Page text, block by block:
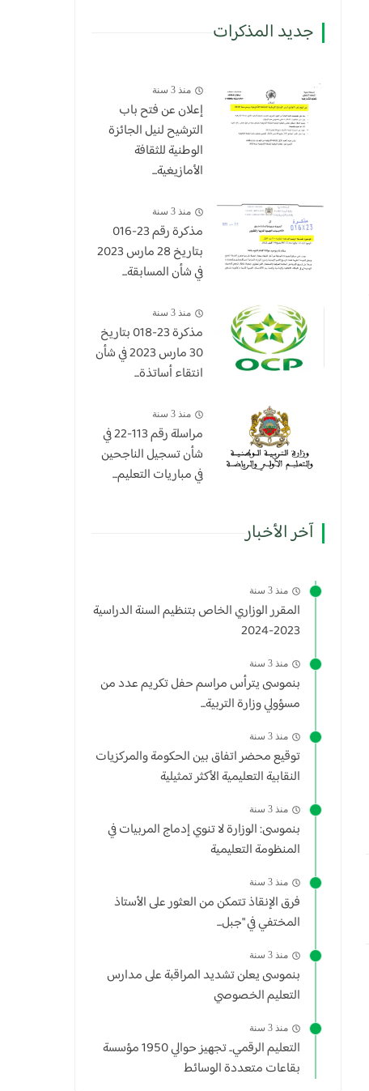
جديد المذكرات
منذ 3 سنة
إعلان عن فتح باب
الترشيح لنيل الجائزة
الوطنية للثقافة
الأمازيغية...
منذ 3 سنة
مذكرة رقم 23-016
بتاريخ 28 مارس 2023
في شأن المسابقة...
منذ 3 سنة
​مذكرة 23-018 بتاريخ
30 مارس 2023 في شأن
انتقاء أساتذة...
منذ 3 سنة
مراسلة رقم 113-22 في
شأن تسجيل الناجحين
في مباريات التعليم...
آخر الأخبار
منذ 3 سنة
المقرر الوزاري الخاص بتنظيم السنة الدراسية
2023-2024
منذ 3 سنة
بنموسى يترأس مراسم حفل تكريم عدد من
مسؤولي وزارة التربية...
منذ 3 سنة
توقيع محضر اتفاق بين الحكومة والمركزيات
النقابية التعليمية الأكثر تمثيلية
منذ 3 سنة
بنموسى: الوزارة لا تنوي إدماج المربيات في
المنظومة التعليمية
منذ 3 سنة
فرق الإنقاذ تتمكن من العثور على الأستاذ
المختفي في "جبل...
منذ 3 سنة
بنموسى يعلن تشديد المراقبة على مدارس
التعليم الخصوصي
منذ 3 سنة
التعليم الرقمي.. تجهيز حوالي 1950 مؤسسة
بقاعات متعددة الوسائط